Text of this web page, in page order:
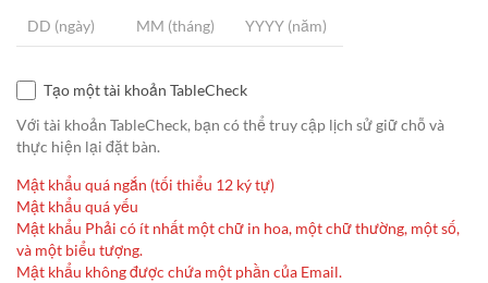
Tạo một tài khoản TableCheck
Với tài khoản TableCheck, bạn có thể truy cập lịch sử giữ chỗ và
thực hiện lại đặt bàn.
Mật khẩu quá ngắn (tối thiểu 12 ký tự)
Mật khẩu quá yếu
Mật khẩu Phải có ít nhất một chữ in hoa, một chữ thường, một số,
và một biểu tượng.
Mật khẩu không được chứa một phần của Email.